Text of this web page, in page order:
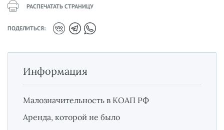
РАСПЕЧАТАТЬ СТРАНИЦУ
ПОДЕЛИТЬСЯ:
Информация
Малозначительность в КОАП РФ
Аренда, которой не было